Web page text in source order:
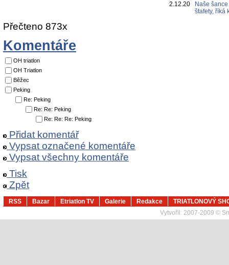
2.12.20
Naše
štafety, říká
Přečteno 873x
Komentáře
OH triatlon
OH Triatlon
Běžec
Peking
Re: Peking
Re: Re: Peking
Re: Re: Re: Peking
Přidat komentář
Vypsat označené komentáře
Vypsat všechny komentáře
Tisk
Zpět
RSS Bazar Etriatlon TV Galerie Redakce
TRIATLONOVÝ
Vytvořil: 2007-2009 ©